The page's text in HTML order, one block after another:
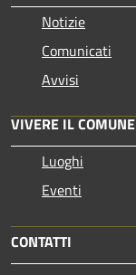
Notizie
Comunicati
Avvisi
VIVERE IL COMUNE
Luoghi
Eventi
CONTATTI